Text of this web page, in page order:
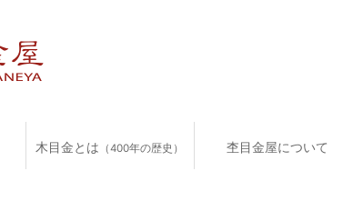
木目金とは （400年の歴史） 杢目金屋について